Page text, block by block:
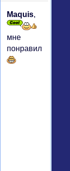
Maquis,
мне
понравилась